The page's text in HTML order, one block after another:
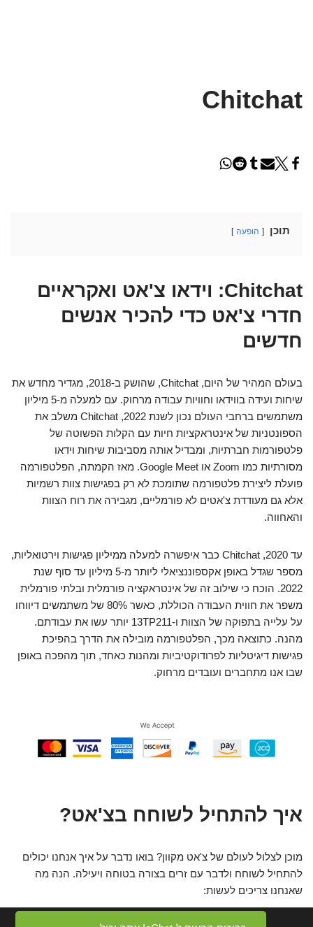
Chitchat
תוכן הופעה
Chitchat: וידאו צ'אט ואקראיים
חדרי צ'אט כדי להכיר אנשים
חדשים
בעולם המהיר של היום, Chitchat, שהושק ב-2018, מגדיר מחדש את
שיחות ועידה בווידאו וחוויות עבודה מרחוק. עם למעלה מ-5 מיליון
משתמשים ברחבי העולם נכון לשנת 2022, Chitchat משלב את
הספונטניות של אינטראקציות חיות עם הקלות הפשוטה של
פלטפורמות חברתיות, ומבדיל אותה מסביבות שיחות וידאו
מסורתיות כמו Zoom או Google Meet. מאז הקמתה, הפלטפורמה
פועלת ליצירת פלטפורמה שתומכת לא רק בפגישות צוות רשמיות
אלא גם מעודדת צ'אטים לא פורמליים, מגבירה את רוח הצוות
והאחווה.
עד 2020, Chitchat כבר איפשרה למעלה ממיליון פגישות וירטואליות,
מספר שגדל באופן אקספוננציאלי ליותר מ-5 מיליון עד סוף שנת
2022. הוכח כי שילוב זה של אינטראקציה פורמלית ובלתי פורמלית
משפר את חווית העבודה הכוללת, כאשר 80% של משתמשים דיווחו
על עלייה בתפוקה של הצוות ו-13TP211 יותר עשו את עבודתם.
מהנה. כתוצאה מכך, הפלטפורמה מובילה את הדרך בהפיכת
פגישות דיגיטליות לפרודוקטיביות ומהנות כאחד, תוך מהפכה באופן
שבו אנו מתחברים ועובדים מרחוק.
איך להתחיל לשוחח בצ'אט?
מוכן לצלול לעולם של צ'אט מקוון? בואו נדבר על איך אנחנו יכולים
להתחיל לשוחח ולדבר עם זרים בצורה בטוחה ויעילה. הנה מה
שאנחנו צריכים לעשות: